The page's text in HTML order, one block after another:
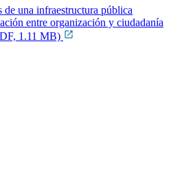
una infraestructura pública
entre organización y ciudadanía
1.11 MB)